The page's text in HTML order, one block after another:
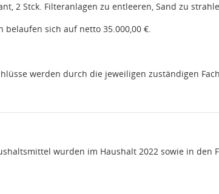
2 Stck. Filteranlagen zu entleeren, Sand zu
belaufen sich auf netto 35.000,00 €.
werden durch die jeweiligen zuständigen
wurden im Haushalt 2022 sowie in den